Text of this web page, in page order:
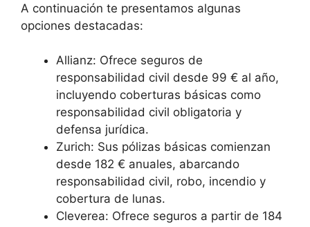
A continuación te presentamos algunas
opciones destacadas:
Allianz: Ofrece seguros de
responsabilidad civil desde 99 € al año,
incluyendo coberturas básicas como
responsabilidad civil obligatoria y
defensa jurídica.
Zurich: Sus pólizas básicas comienzan
desde 182 € anuales, abarcando
responsabilidad civil, robo, incendio y
cobertura de lunas.
Cleverea: Ofrece seguros a partir de 184